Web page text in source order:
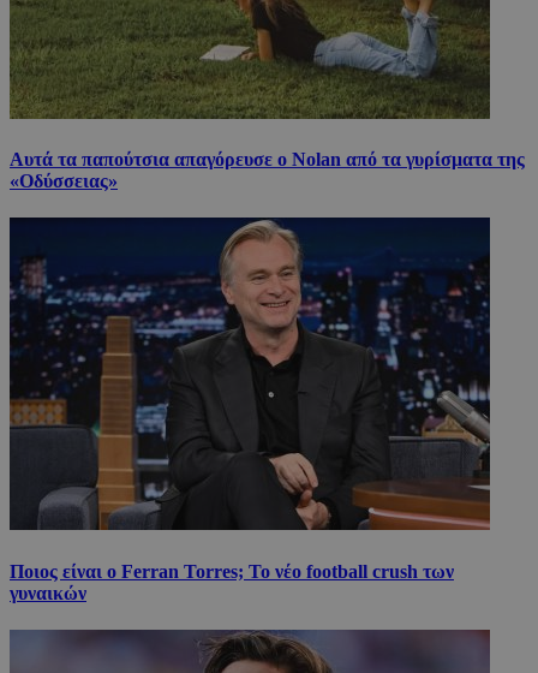
Αυτά τα παπούτσια απαγόρευσε ο Nolan από τα γυρίσματα της
«Οδύσσειας»
Ποιος είναι ο Ferran Torres; Το νέο football crush των
γυναικών